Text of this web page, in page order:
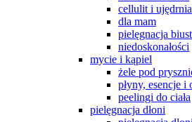
cellulit i
dla mam
pielęgnacja
niedoskonałości
mycie i kąpiel
żele pod
płyny, esencje
peelingi do ciała
pielęgnacja dłoni